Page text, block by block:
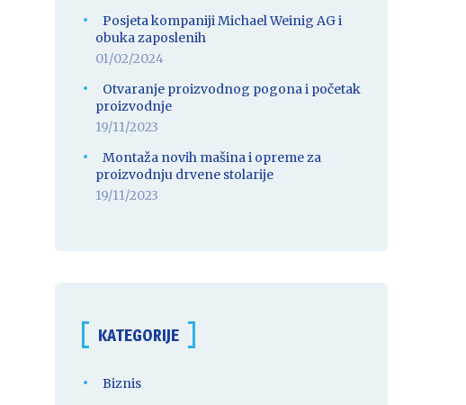
Posjeta kompaniji Michael Weinig AG i
obuka zaposlenih
01/02/2024
Otvaranje proizvodnog pogona i početak
proizvodnje
19/11/2023
Montaža novih mašina i opreme za
proizvodnju drvene stolarije
19/11/2023
KATEGORIJE
Biznis